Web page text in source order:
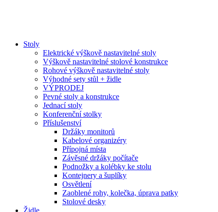
Stoly
Elektrické výškově nastavitelné stoly
Výškově nastavitelné stolové konstrukce
Rohové výškově nastavitelné stoly
Výhodné sety stůl + židle
VÝPRODEJ
Pevné stoly a konstrukce
Jednací stoly
Konferenční stolky
Příslušenství
Držáky monitorů
Kabelové organizéry
Přípojná místa
Závěsné držáky počítače
Podnožky a kolébky ke stolu
Kontejnery a šuplíky
Osvětlení
Zaoblené rohy, kolečka, úprava patky
Stolové desky